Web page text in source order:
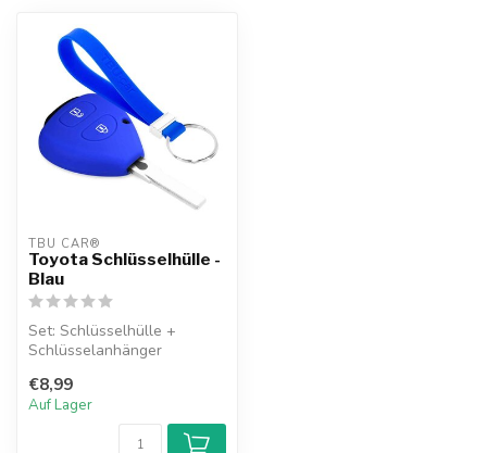
TBU CAR®
Toyota Schlüsselhülle -
Blau
Set: Schlüsselhülle +
Schlüsselanhänger
€8,99
Auf Lager